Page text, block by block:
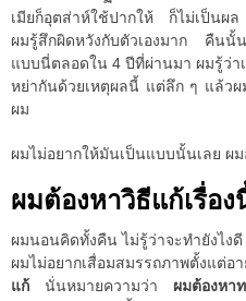
เมียก็อุตส่าห์ใช้ปากให้ ก็ไม่เป็นผ
ผมรู้สึกผิดหวังกับตัวเองมาก คืน
แบบนี่ตลอดใน 4 ปีที่ผ่านมา ผมรู้ว่า
หย่ากันด้วยเหตุผลนี้ แต่ลึก ๆ แล้วผ
ผม
ผมไม่อยากให้มันเป็นแบบนั้นเลย ผ
ผมต้องหาวิธีแก้เรื่อง
ผมนอนคิดทั้งคืน ไม่รู้ว่าจะทำยังไง
ผมไม่อยากเสื่อมสมรรถภาพตั้งแต่อ
แก้ นั่นหมายความว่า ผมต้องหา